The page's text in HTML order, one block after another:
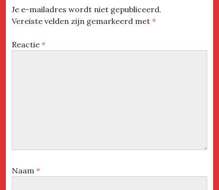
Je e-mailadres wordt niet gepubliceerd.
Vereiste velden zijn gemarkeerd met *
Reactie *
Naam *